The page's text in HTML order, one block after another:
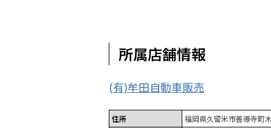
所属店舗情報
(有)牟田自動車販売
住所
福岡県久留米市善導寺町